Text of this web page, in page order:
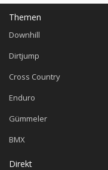
Themen
Downhill
Dirtjump
Cross Country
Enduro
Gümmeler
BMX
Direkt